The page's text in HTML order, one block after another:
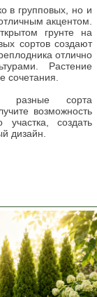
в групповых, но и
акцентом.
грунте на
сортов создают
отлично
Растение
сочетания.
разные сорта
возможность
создать
дизайн.